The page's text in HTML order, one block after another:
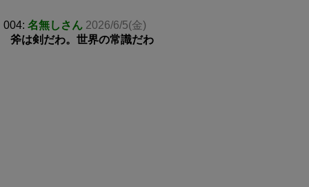
004: 名無しさん 2026/6/5(金)
斧は剣だわ。世界の常識だわ